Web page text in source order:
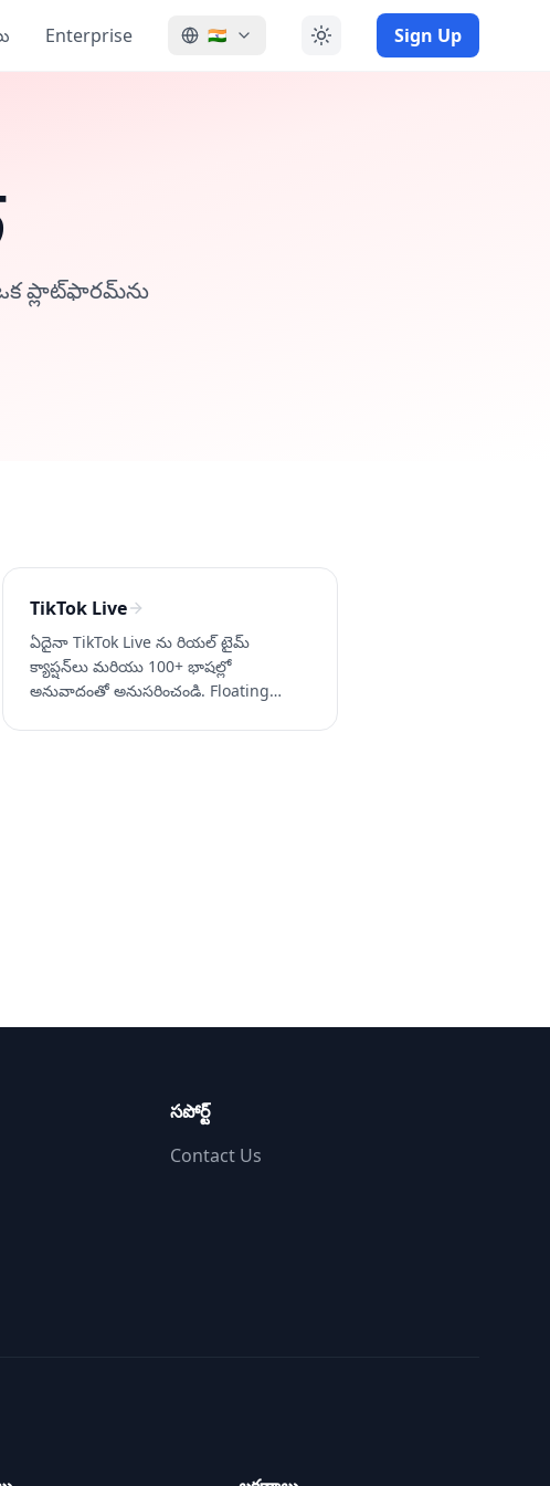
Enterprise 🇮🇳 Sign Up
ప్లాట్‌ఫారమ్‌ను
TikTok Live
ఏదైనా TikTok Live ను రియల్ టైమ్
క్యాప్షన్‌లు మరియు 100+ భాషల్లో
అనువాదంతో అనుసరించండి. Floating
సపోర్ట్
Contact Us